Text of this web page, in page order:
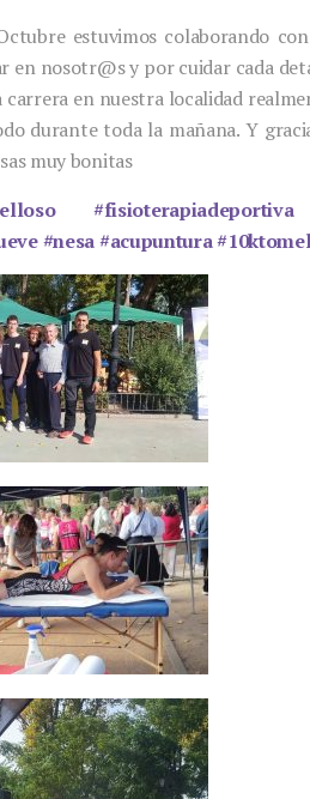
estuvimos colaborando
en nosotr@s y por cuidar cada
carrera en nuestra localidad
durante toda la mañana. Y
muy bonitas
#fisioterapiadeportiva
#nesa#acupuntura